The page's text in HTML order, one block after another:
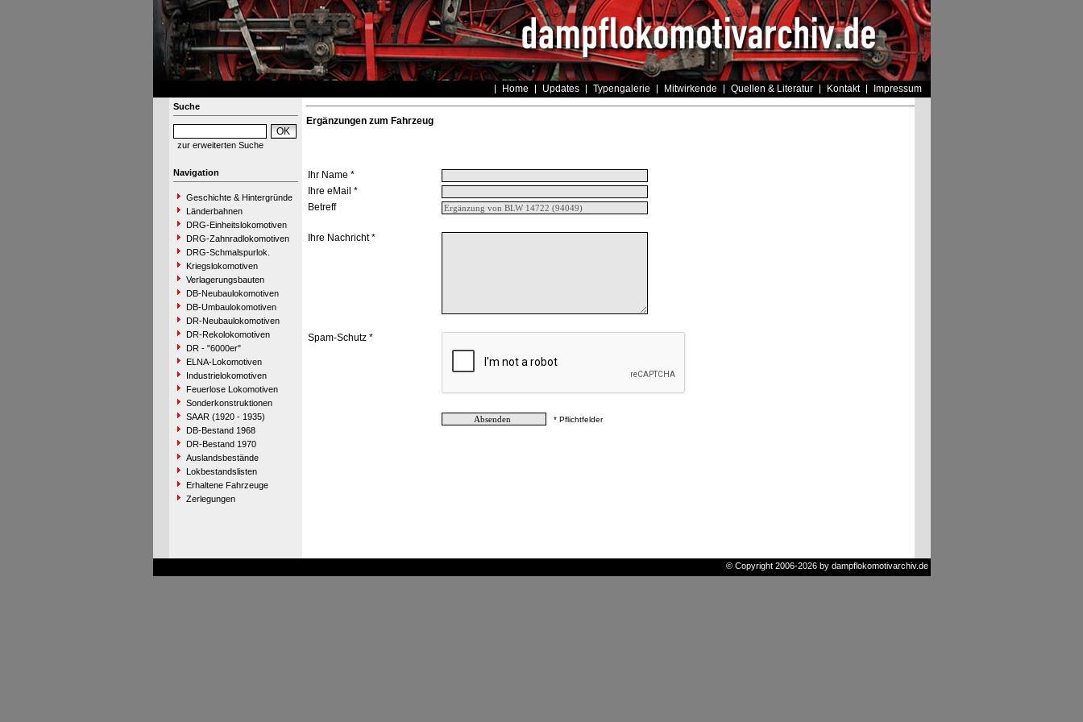
Home Updates Typengalerie Mitwirkende Quellen & Literatur Kontakt Impressum
Suche
zur erweiterten Suche
Navigation
Geschichte & Hintergründe
Länderbahnen
DRG-Einheitslokomotiven
DRG-Zahnradlokomotiven
DRG-Schmalspurlok.
Kriegslokomotiven
Verlagerungsbauten
DB-Neubaulokomotiven
DB-Umbaulokomotiven
DR-Neubaulokomotiven
DR-Rekolokomotiven
DR - "6000er"
ELNA-Lokomotiven
Industrielokomotiven
Feuerlose Lokomotiven
Sonderkonstruktionen
SAAR (1920 - 1935)
DB-Bestand 1968
DR-Bestand 1970
Auslandsbestände
Lokbestandslisten
Erhaltene Fahrzeuge
Zerlegungen
Ergänzungen zum Fahrzeug
Ihr Name *
Ihre eMail *
Betreff
Ihre Nachricht *
Spam-Schutz *
* Pflichtfelder
© Copyright 2006-2026 by dampflokomotivarchiv.de